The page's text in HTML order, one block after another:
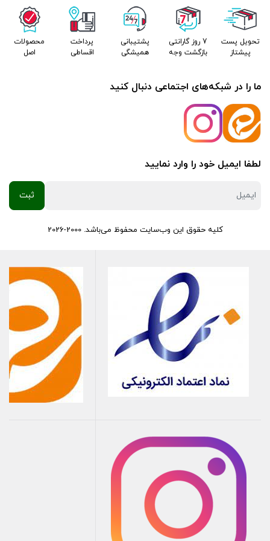
می‌شوند و مزایای زیر را دارند:
هادی تمام مس: انتقال قوی و بدون اتلاف جریان برق را تضمین
می‌کند.
عایق‌بندی مستحکم: مقاوم در برابر حرارت بالا، روغن و رطوبت، که
بدون هیچ گونه نشت، به شمع‌ها می‌رسد.
(انژکتوری) مانند پراید طراحی شده است.
الکترود مرکزی با آلیاژ خاص:
طول عمر بسیار بالا و ایجاد جرقه‌ای
قوی و پایدار.
طراحی پایه کوتاه (JIS):
این طراحی مخصوص موتورهای انژکتوری
است و از برخورد شمع به سرسیلندر و آسیب جدی به موتور
جلوگیری می‌کند.
چرا خرید پک اقتصادی شمع پایه کوتاه و
وایرشمع پراید زیمنس استاندارد
خرید این دو قطعه به صورت یک
تحویل پست
پیشتاز
7 روز گارانتی
بازگشت وجه
پشتیبانی
همیشگی
پرداخت
اقساطی
محصولات
اصل
ما را در شبکه‌های اجتماعی دنبال کنید
لطفا ایمیل خود را وارد نمایید
کلیه حقوق این وب‌سایت محفوظ می‌باشد. 2000-2026